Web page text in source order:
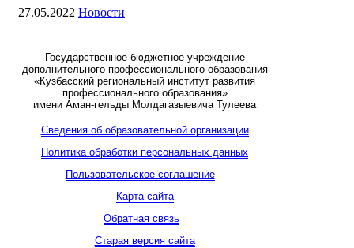
27.05.2022 Новости
Государственное бюджетное учреждение
дополнительного профессионального образования
«Кузбасский региональный институт развития
профессионального образования»
имени Аман-гельды Молдагазыевича Тулеева
Сведения об образовательной организации
Политика обработки персональных данных
Пользовательское соглашение
Карта сайта
Обратная связь
Старая версия сайта